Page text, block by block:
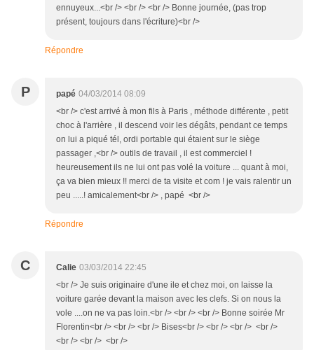
ennuyeux...<br /> <br /> <br /> Bonne journée, (pas trop
présent, toujours dans l'écriture)<br />
Répondre
P papé 04/03/2014 08:09
<br /> c'est arrivé à mon fils à Paris , méthode différente , petit
choc à l'arrière , il descend voir les dégâts, pendant ce temps
on lui a piqué tél, ordi portable qui étaient sur le siège
passager ,<br /> outils de travail , il est commerciel !
heureusement ils ne lui ont pas volé la voiture ... quant à moi,
ça va bien mieux !! merci de ta visite et com ! je vais ralentir un
peu .....! amicalement<br /> , papé <br />
Répondre
C Calie 03/03/2014 22:45
<br /> Je suis originaire d'une ile et chez moi, on laisse la
voiture garée devant la maison avec les clefs. Si on nous la
vole ....on ne va pas loin.<br /> <br /> <br /> Bonne soirée Mr
Florentin<br /> <br /> <br /> Bises<br /> <br /> <br /> <br />
<br /> <br /> <br />